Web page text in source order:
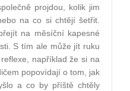
projdou, kolik jim
na co si chtějí šetřit.
na měsíční kapesné
S tím ale může jít ruku
například že si na
popovídají o tom, jak
a co by příště chtěly